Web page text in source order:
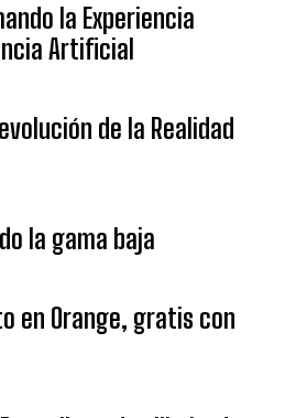
la Experiencia
Artificial
de la Realidad
la gama baja
en Orange, gratis con